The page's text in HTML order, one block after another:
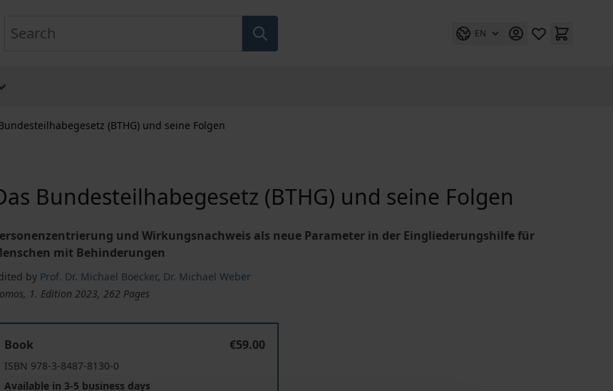
EN
(BTHG) und seine Folgen
Bundesteilhabegesetz (BTHG) und seine Folgen
und Wirkungsnachweis als neue Parameter in der Eingliederungshilfe für
mit Behinderungen
by Prof. Dr. Michael Boecker, Dr. Michael Weber
1. Edition 2023, 262 Pages
Book
€59.00
ISBN 978-3-8487-8130-0
Available in 3-5 business days